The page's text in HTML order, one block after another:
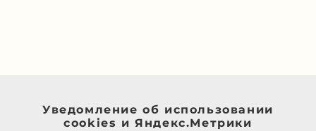
Уведомление об использовании
cookies и Яндекс.Метрики